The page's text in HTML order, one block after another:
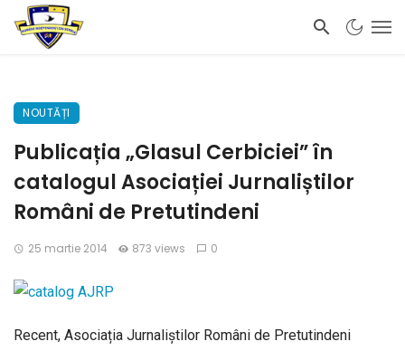
NOUTĂȚI
Publicația „Glasul Cerbiciei” în
catalogul Asociației Jurnaliștilor
Români de Pretutindeni
25 martie 2014 873 views 0
Recent, Asociația Jurnaliștilor Români de Pretutindeni